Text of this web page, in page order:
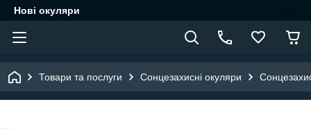
Нові окуляри
Товари та послуги Сонцезахисні окуляри